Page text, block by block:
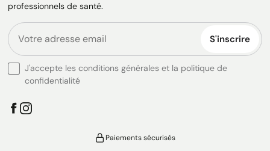
professionnels de santé.
S'inscrire
J'accepte les conditions générales et la politique de
confidentialité
Paiements sécurisés